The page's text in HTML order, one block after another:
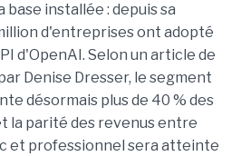
base installée : depuis sa
d'entreprises ont adopté
d'OpenAI. Selon un article de
Denise Dresser, le segment
désormais plus de 40 % des
la parité des revenus entre
et professionnel sera atteinte